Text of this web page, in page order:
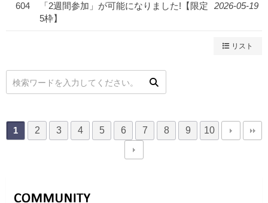
604
「2週間参加」が可能になりました!【限定
5枠】
2026-05-19
リスト
1 2 3 4 5 6 7 8 9 10